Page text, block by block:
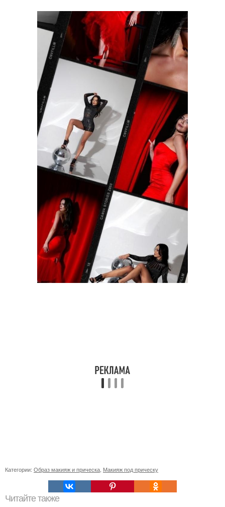
Категории: Образ макияж и прическа, Макияж под прическу
Читайте также